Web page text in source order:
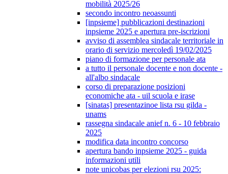
mobilità 2025/26
secondo incontro neoassunti
[inpsieme] pubblicazioni destinazioni
inpsieme 2025 e apertura pre-iscrizioni
avviso di assemblea sindacale territoriale in
orario di servizio mercoledì 19/02/2025
piano di formazione per personale ata
a tutto il personale docente e non docente -
all'albo sindacale
corso di preparazione posizioni
economiche ata - uil scuola e irase
[sinatas] presentazinoe lista rsu gilda -
unams
rassegna sindacale anief n. 6 - 10 febbraio
2025
modifica data incontro concorso
apertura bando inpsieme 2025 - guida
informazioni utili
note unicobas per elezioni rsu 2025: